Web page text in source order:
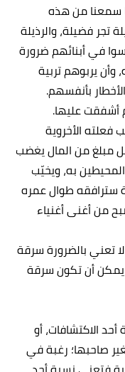
سمعنا من هذه
فضيلة، والرذيلة
في أبنائهم ضرورة
وأن يربوهم تربية
بأنفسهم.
أشفقت عليها.
الأخروية
مبلغ من المال يغضب
به، ويخيّب
سترافقه طوال عمره
من أغنى أغنياء
تعني بالضرورة سرقة
يمكن أن تكون سرقة
الاكتشافات، أو
صاحبها؛ رغبة في